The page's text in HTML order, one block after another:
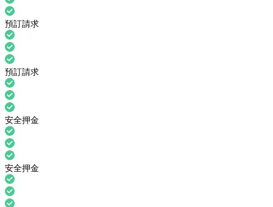
預訂請求
預訂請求
安全押金
安全押金